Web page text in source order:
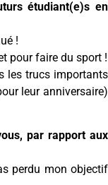
étudiant(e)s en
!
pour faire du sport !
les trucs importants
leur anniversaire)
par rapport aux
perdu mon objectif